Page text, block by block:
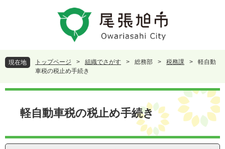
頭
で
。
飛
ば
て
現在地 トップページ > 組織でさがす > 総務部 > 税務課 >
軽自動
車税の税止め手続き
本
軽自動車税の税止め手続き